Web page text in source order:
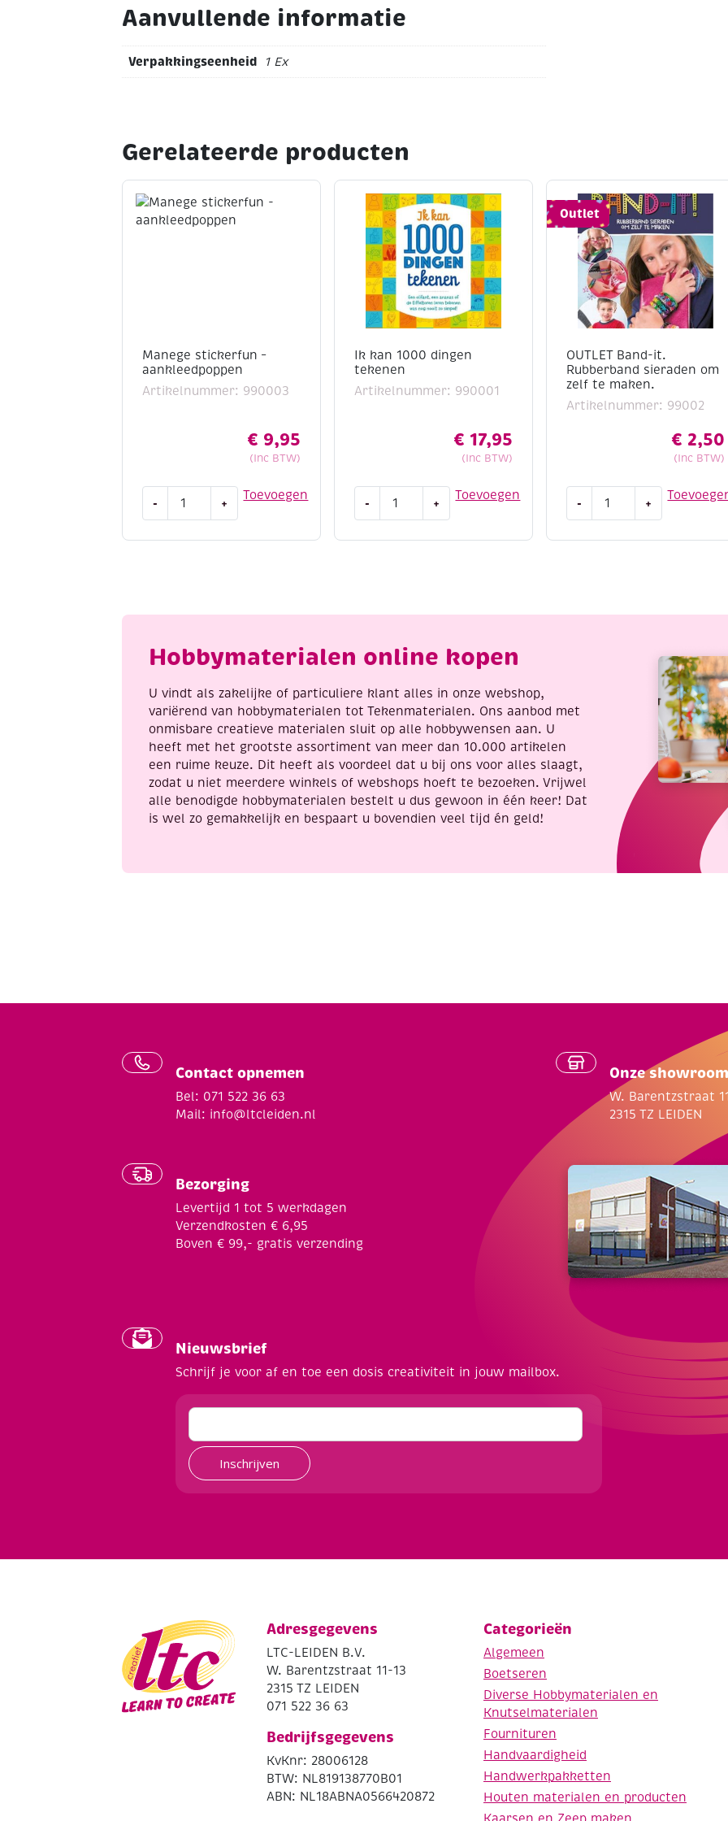
Aanvullende informatie
Verpakkingseenheid 1 Ex
Gerelateerde producten
Manege stickerfun –
aankleedpoppen
Artikelnummer: 990003
€ 9,95
(Inc BTW)
Toevoegen
-
stickerfun
+
Ik kan 1000 dingen
tekenen
Artikelnummer: 990001
€ 17,95
(Inc BTW)
Toevoegen
- +
Outlet
OUTLET Band-it.
Rubberband sieraden om
zelf te maken.
Artikelnummer: 99002
€ 2,50
(Inc BTW)
-
te
+
Hobbymaterialen online kopen
U vindt als zakelijke of particuliere klant alles in onze webshop,
variërend van hobbymaterialen tot Tekenmaterialen. Ons aanbod met
onmisbare creatieve materialen sluit op alle hobbywensen aan. U
heeft met het grootste assortiment van meer dan 10.000 artikelen
een ruime keuze. Dit heeft als voordeel dat u bij ons voor alles slaagt,
zodat u niet meerdere winkels of webshops hoeft te bezoeken. Vrijwel
alle benodigde hobbymaterialen bestelt u dus gewoon in één keer! Dat
is wel zo gemakkelijk en bespaart u bovendien veel tijd én geld!
Contact opnemen
Bel: 071 522 36 63
Mail: info@ltcleiden.nl
Bezorging
Levertijd 1 tot 5 werkdagen
Verzendkosten € 6,95
Boven € 99,- gratis verzending
Onze showroom
W. Barentzstraat
2315 TZ LEIDEN
Nieuwsbrief
Schrijf je voor af en toe een dosis creativiteit in jouw mailbox.
Inschrijven
Adresgegevens
LTC-LEIDEN B.V.
W. Barentzstraat 11-13
2315 TZ LEIDEN
071 522 36 63
Bedrijfsgegevens
KvKnr: 28006128
BTW: NL819138770B01
ABN: NL18ABNA0566420872
Categorieën
Algemeen
Boetseren
Diverse Hobbymaterialen en
Knutselmaterialen
Fournituren
Handvaardigheid
Handwerkpakketten
Houten materialen en producten